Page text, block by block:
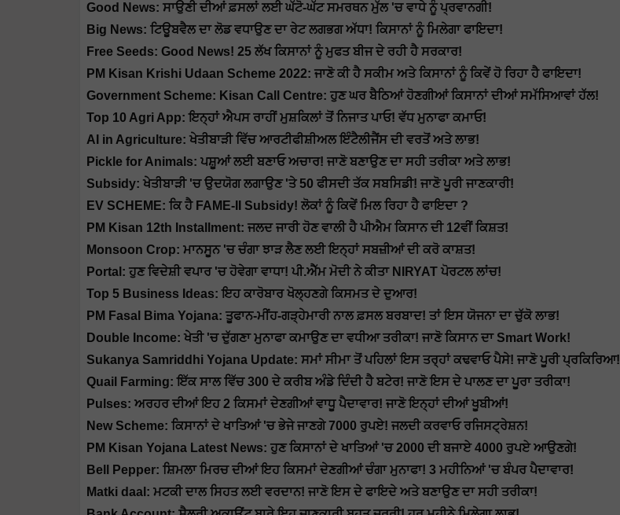
Good News: ਸਾਉਣੀ ਦੀਆਂ ਫ਼ਸਲਾਂ ਲਈ ਘੱਟੋ-ਘੱਟ ਸਮਰਥਨ ਮੁੱਲ 'ਚ ਵਾਧੇ ਨੂੰ ਪ੍ਰਵਾਨਗੀ!
Big News: ਟਿਊਬਵੈਲ ਦਾ ਲੋਡ ਵਧਾਉਣ ਦਾ ਰੇਟ ਲਗਭਗ ਅੱਧਾ! ਕਿਸਾਨਾਂ ਨੂੰ ਮਿਲੇਗਾ ਫਾਇਦਾ!
Free Seeds: Good News! 25 ਲੱਖ ਕਿਸਾਨਾਂ ਨੂੰ ਮੁਫਤ ਬੀਜ ਦੇ ਰਹੀ ਹੈ ਸਰਕਾਰ!
PM Kisan Krishi Udaan Scheme 2022: ਜਾਣੋ ਕੀ ਹੈ ਸਕੀਮ ਅਤੇ ਕਿਸਾਨਾਂ ਨੂੰ ਕਿਵੇਂ ਹੋ ਰਿਹਾ ਹੈ ਫਾਇਦਾ!
Government Scheme: Kisan Call Centre: ਹੁਣ ਘਰ ਬੈਠਿਆਂ ਹੋਣਗੀਆਂ ਕਿਸਾਨਾਂ ਦੀਆਂ ਸਮੱਸਿਆਵਾਂ ਹੱਲ!
Top 10 Agri App: ਇਨ੍ਹਾਂ ਐਪਸ ਰਾਹੀਂ ਮੁਸ਼ਕਿਲਾਂ ਤੋਂ ਨਿਜਾਤ ਪਾਓ! ਵੱਧ ਮੁਨਾਫਾ ਕਮਾਓ!
AI in Agriculture: ਖੇਤੀਬਾੜੀ ਵਿੱਚ ਆਰਟੀਫੀਸ਼ੀਅਲ ਇੰਟੈਲੀਜੈਂਸ ਦੀ ਵਰਤੋਂ ਅਤੇ ਲਾਭ!
Pickle for Animals: ਪਸ਼ੂਆਂ ਲਈ ਬਣਾਓ ਅਚਾਰ! ਜਾਣੋ ਬਣਾਉਣ ਦਾ ਸਹੀ ਤਰੀਕਾ ਅਤੇ ਲਾਭ!
Subsidy: ਖੇਤੀਬਾੜੀ 'ਚ ਉਦਯੋਗ ਲਗਾਉਣ 'ਤੇ 50 ਫੀਸਦੀ ਤੱਕ ਸਬਸਿਡੀ! ਜਾਣੋ ਪੂਰੀ ਜਾਣਕਾਰੀ!
EV SCHEME: ਕਿ ਹੈ FAME-II Subsidy! ਲੋਕਾਂ ਨੂੰ ਕਿਵੇਂ ਮਿਲ ਰਿਹਾ ਹੈ ਫਾਇਦਾ ?
PM Kisan 12th Installment: ਜਲਦ ਜਾਰੀ ਹੋਣ ਵਾਲੀ ਹੈ ਪੀਐਮ ਕਿਸਾਨ ਦੀ 12ਵੀਂ ਕਿਸ਼ਤ!
Monsoon Crop: ਮਾਨਸੂਨ 'ਚ ਚੰਗਾ ਝਾੜ ਲੈਣ ਲਈ ਇਨ੍ਹਾਂ ਸਬਜ਼ੀਆਂ ਦੀ ਕਰੋ ਕਾਸ਼ਤ!
Portal: ਹੁਣ ਵਿਦੇਸ਼ੀ ਵਪਾਰ 'ਚ ਹੋਵੇਗਾ ਵਾਧਾ! ਪੀ.ਐੱਮ ਮੋਦੀ ਨੇ ਕੀਤਾ NIRYAT ਪੋਰਟਲ ਲਾਂਚ!
Top 5 Business Ideas: ਇਹ ਕਾਰੋਬਾਰ ਖੋਲ੍ਹਣਗੇ ਕਿਸਮਤ ਦੇ ਦੁਆਰ!
PM Fasal Bima Yojana: ਤੂਫਾਨ-ਮੀਂਹ-ਗੜ੍ਹੇਮਾਰੀ ਨਾਲ ਫ਼ਸਲ ਬਰਬਾਦ! ਤਾਂ ਇਸ ਯੋਜਨਾ ਦਾ ਚੁੱਕੋ ਲਾਭ!
Double Income: ਖੇਤੀ 'ਚ ਦੁੱਗਣਾ ਮੁਨਾਫਾ ਕਮਾਉਣ ਦਾ ਵਧੀਆ ਤਰੀਕਾ! ਜਾਣੋ ਕਿਸਾਨ ਦਾ Smart Work!
Sukanya Samriddhi Yojana Update: ਸਮਾਂ ਸੀਮਾ ਤੋਂ ਪਹਿਲਾਂ ਇਸ ਤਰ੍ਹਾਂ ਕਢਵਾਓ ਪੈਸੇ! ਜਾਣੋ ਪੂਰੀ ਪ੍ਰਕਿਰਿਆ!
Quail Farming: ਇੱਕ ਸਾਲ ਵਿੱਚ 300 ਦੇ ਕਰੀਬ ਅੰਡੇ ਦਿੰਦੀ ਹੈ ਬਟੇਰ! ਜਾਣੋ ਇਸ ਦੇ ਪਾਲਣ ਦਾ ਪੂਰਾ ਤਰੀਕਾ!
Pulses: ਅਰਹਰ ਦੀਆਂ ਇਹ 2 ਕਿਸਮਾਂ ਦੇਣਗੀਆਂ ਵਾਧੂ ਪੈਦਾਵਾਰ! ਜਾਣੋ ਇਨ੍ਹਾਂ ਦੀਆਂ ਖੂਬੀਆਂ!
New Scheme: ਕਿਸਾਨਾਂ ਦੇ ਖਾਤਿਆਂ 'ਚ ਭੇਜੇ ਜਾਣਗੇ 7000 ਰੁਪਏ! ਜਲਦੀ ਕਰਵਾਓ ਰਜਿਸਟ੍ਰੇਸ਼ਨ!
PM Kisan Yojana Latest News: ਹੁਣ ਕਿਸਾਨਾਂ ਦੇ ਖਾਤਿਆਂ 'ਚ 2000 ਦੀ ਬਜਾਏ 4000 ਰੁਪਏ ਆਉਣਗੇ!
Bell Pepper: ਸ਼ਿਮਲਾ ਮਿਰਚ ਦੀਆਂ ਇਹ ਕਿਸਮਾਂ ਦੇਣਗੀਆਂ ਚੰਗਾ ਮੁਨਾਫਾ! 3 ਮਹੀਨਿਆਂ 'ਚ ਬੰਪਰ ਪੈਦਾਵਾਰ!
Matki daal: ਮਟਕੀ ਦਾਲ ਸਿਹਤ ਲਈ ਵਰਦਾਨ! ਜਾਣੋ ਇਸ ਦੇ ਫਾਇਦੇ ਅਤੇ ਬਣਾਉਣ ਦਾ ਸਹੀ ਤਰੀਕਾ!